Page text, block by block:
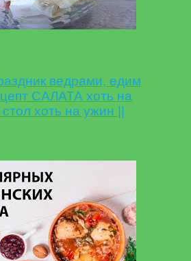
ведрами, едим
САЛАТА хоть на
хоть на ужин ||